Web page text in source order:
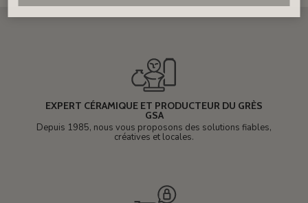
EXPERT CÉRAMIQUE ET PRODUCTEUR DU GRÈS
GSA
Depuis 1985, nous vous proposons des solutions fiables,
créatives et locales.